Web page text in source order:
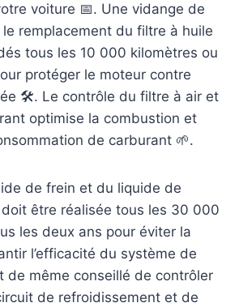
voiture 📅. Une vidange de
le remplacement du filtre à huile
tous les 10 000 kilomètres ou
protéger le moteur contre
🛠️. Le contrôle du filtre à air et
optimise la combustion et
de carburant 🌱.
de frein et du liquide de
être réalisée tous les 30 000
les deux ans pour éviter la
l’efficacité du système de
de même conseillé de contrôler
de refroidissement et de